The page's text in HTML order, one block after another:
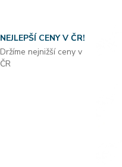
NEJLEPŠÍ CENY V ČR!
Držíme nejnižší ceny v
ČR